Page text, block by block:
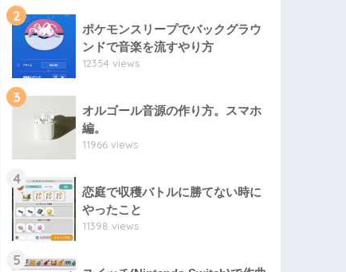
2
ポケモンスリープでバックグラウ
ンドで音楽を流すやり方
12354 views
3
オルゴール音源の作り方。スマホ
編。
11966 views
4
恋庭で収穫バトルに勝てない時に
やったこと
11398 views
5